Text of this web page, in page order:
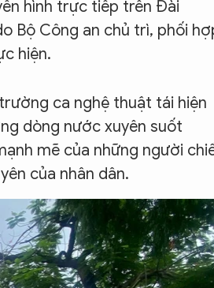
hình trực tiếp trên Đài
Bộ Công an chủ trì, phối
hiện.
ca nghệ thuật tái hiện
dòng nước xuyên suốt
mẽ của những người
của nhân dân.